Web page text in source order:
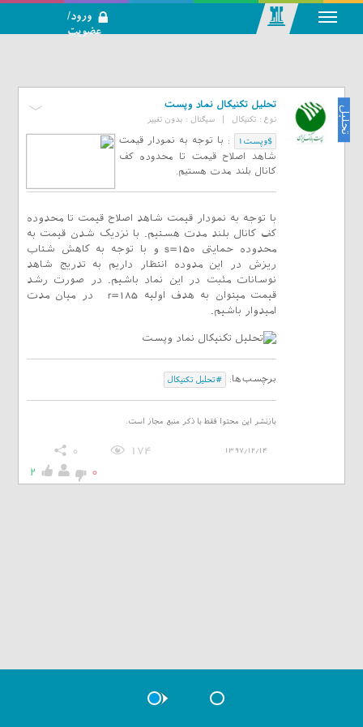
تحلیلی بازار
سرمایه
ورود/
عضویت
تحلیل
تحلیل تکنیکال نماد وپست
نوع : تکنیکال | سیگنال : بدون تغییر
$وپست1 : با توجه به نمودار قیمت
شاهد اصلاح قیمت تا محدوده کف
کانال بلند مدت هستیم.
با توجه به نمودار قیمت شاهد اصلاح قیمت تا محدوده
کف کانال بلند مدت هستیم. با نزدیک شدن قیمت به
محدوده حمایتی s=150 و با توجه به کاهش شتاب
ریزش در این مدوده انتظار داریم به تدریج شاهد
نوسانات مثبت در این نماد باشیم. در صورت رشد
قیمت میتوان به هدف اولیه r=185 در میان مدت
امیدوار باشیم.
برچسب‌ها: #تحلیل تکنیکال
بازنشر این محتوا فقط با ذکر منبع مجاز است.
1397/12/14
174
0
0
2